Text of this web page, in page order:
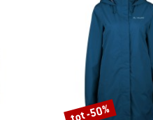
Korting
tot -50%